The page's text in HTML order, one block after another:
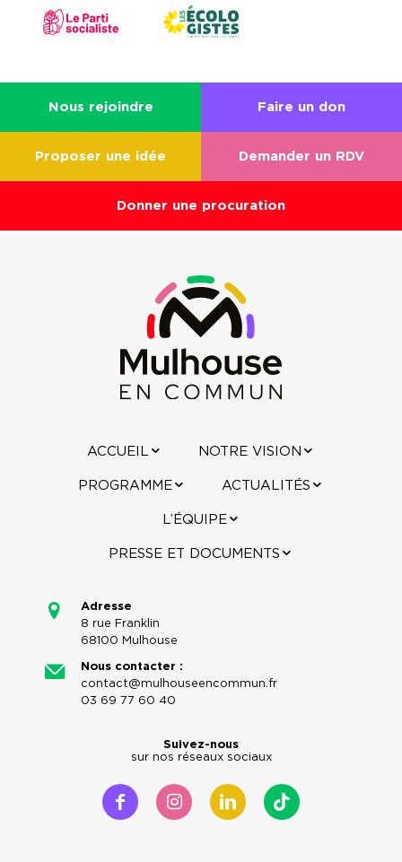
Nous rejoindre Faire un don
Proposer une idée Demander un RDV
Donner une procuration
ACCUEIL NOTRE VISION
PROGRAMME ACTUALITÉS
L’ÉQUIPE
PRESSE ET DOCUMENTS
Adresse
8 rue Franklin
68100 Mulhouse
Nous contacter :
contact@mulhouseencommun.fr
03 69 77 60 40
Suivez-nous
sur nos réseaux sociaux